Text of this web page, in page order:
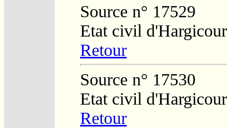
Source n° 17529
Etat civil
Retour
Source n° 17530
Etat civil
Retour